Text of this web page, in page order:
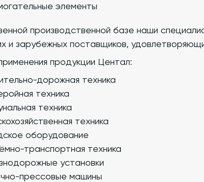
элементы
производственной базе наши
и зарубежных поставщиков,
продукции Центал:
дорожная техника
техника
техника
техника
оборудование
транспортная техника
установки
прессовые машины